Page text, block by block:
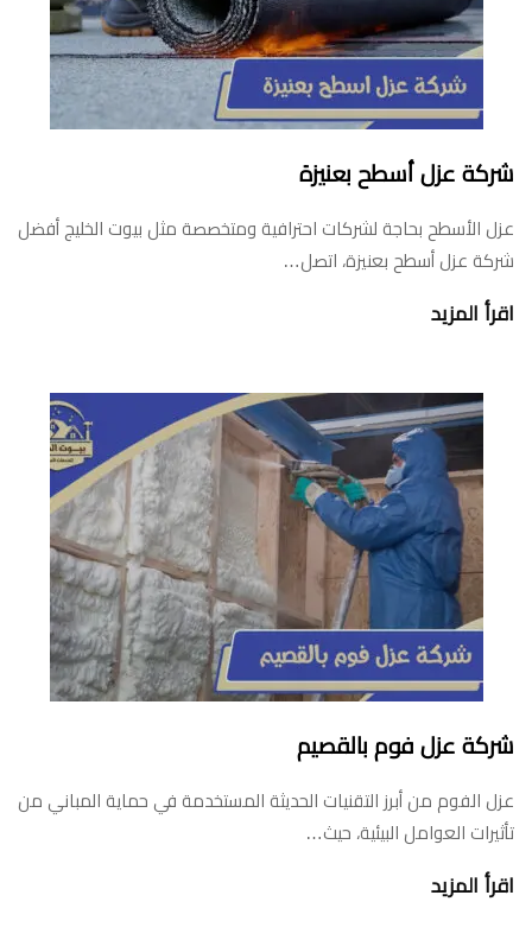
شركة عزل أسطح بعنيزة
عزل الأسطح بحاجة لشركات احترافية ومتخصصة مثل بيوت الخليج أفضل
شركة عزل أسطح بعنيزة، اتصل…
اقرأ المزيد
شركة عزل فوم بالقصيم
عزل الفوم من أبرز التقنيات الحديثة المستخدمة في حماية المباني من
تأثيرات العوامل البيئية، حيث…
اقرأ المزيد